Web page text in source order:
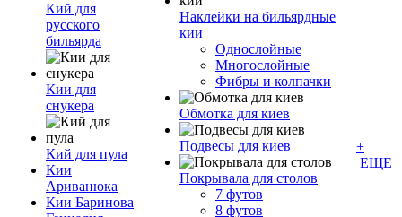
Кий для
русского
бильярда
Кии для
снукера
Кий для пула
Кии
Ариванюка
Кии Баринова
Наклейки на бильярдные
кии
Однослойные
Многослойные
Фибры и колпачки
Обмотка для киев
Подвесы для киев
Покрывала для столов
7 футов
8 футов
+
ЕЩЕ